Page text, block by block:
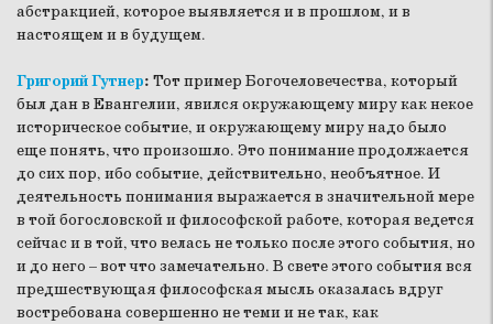
абстракцией, которое выявляется и в прошлом, и в
настоящем и в будущем.
Григорий Гутнер: Тот пример Богочеловечества, который
был дан в Евангелии, явился окружающему миру как некое
историческое событие, и окружающему миру надо было
еще понять, что произошло. Это понимание продолжается
до сих пор, ибо событие, действительно, необъятное. И
деятельность понимания выражается в значительной мере
в той богословской и философской работе, которая ведется
сейчас и в той, что велась не только после этого события, но
и до него – вот что замечательно. В свете этого события вся
предшествующая философская мысль оказалась вдруг
востребована совершенно не теми и не так, как